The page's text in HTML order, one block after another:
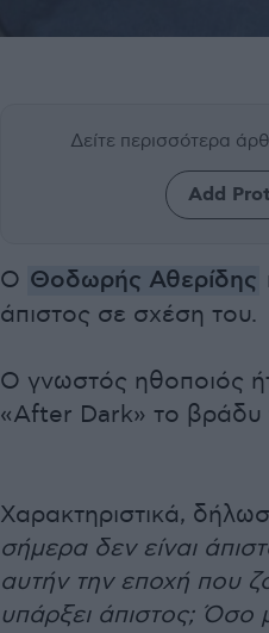
Δείτε περισσότερα
Add
Ο Θοδωρής Αθερίδης
άπιστος σε σχέση του.
Ο γνωστός ηθοποιός
«After Dark» το βράδυ
Χαρακτηριστικά,
σήμερα δεν είναι
αυτήν την εποχή που
υπάρξει άπιστος; Όσο